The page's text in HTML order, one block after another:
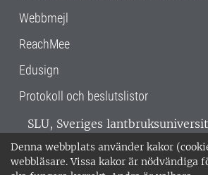
Denna webbplats använder kakor
webbläsare. Vissa kakor är nödvändiga
Webbmejl
ReachMee
Edusign
Protokoll och beslutslistor
SLU, Sveriges
verksamhet över hela Sverige.
Alnarp, Uppsala och Umeå.SLU